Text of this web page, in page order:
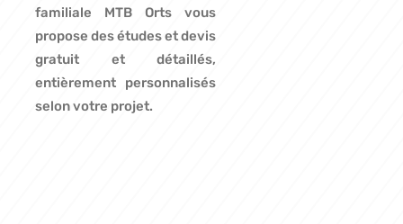
familiale MTB Orts vous
propose des études et devis
gratuit et détaillés,
entièrement personnalisés
selon votre projet.